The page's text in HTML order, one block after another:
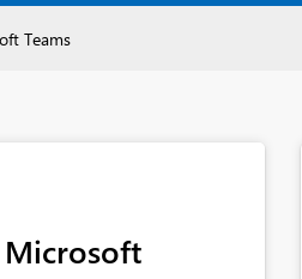
Teams
Microsoft